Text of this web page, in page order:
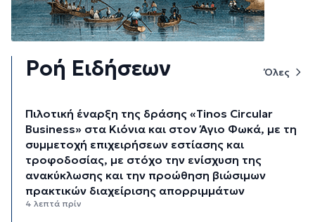
Ροή Ειδήσεων Όλες
Πιλοτική έναρξη της δράσης «Tinos Circular
Business» στα Κιόνια και στον Άγιο Φωκά, με τη
συμμετοχή επιχειρήσεων εστίασης και
τροφοδοσίας, με στόχο την ενίσχυση της
ανακύκλωσης και την προώθηση βιώσιμων
πρακτικών διαχείρισης απορριμμάτων
4 λεπτά πρίν